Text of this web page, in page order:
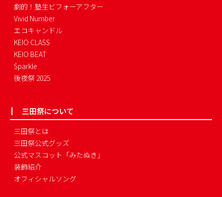
劇的！塾生ビフォーアフター
Vivid Number
エコキャンドル
KEIO CLASS
KEIO BEAT
Sparkle
後夜祭 2025
三田祭について
三田祭とは
三田祭公式グッズ
公式マスコット「みたぬき」
装飾紹介
オフィシャルソング